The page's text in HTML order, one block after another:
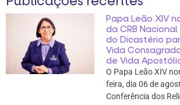
Papa Leão XIV
da CRB
do Dicastério
Vida
de Vida
O Papa Leão XIV
feira, dia 06 de
Conferência dos